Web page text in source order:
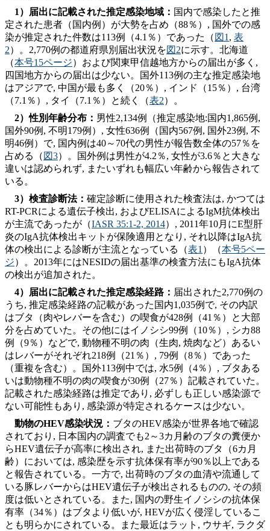
1）届出に記載された推定感染地域 ： 国内で感染したと推
定された患者（国内例）が大勢を占め（88％）, 国外での感
染が推定された件数は113例（4.1％）であった（ 図1 , 表
2）。2,770例の都道府県別届出状況を図2に示す。北海道
（本号15ページ）および関東甲信越地方からの届出が多く,
四国地方からの届出は少ない。国外113例の主な推定感染地
はアジアで, 中国が最も多く（20％）, インド（15％）, 台湾
（7.1％）, タイ（7.1％）と続く（表2）。
2）性別年齢分布 ： 男性2,134例（推定感染地:国内1,865例,
国外90例, 不明179例）, 女性636例（国内567例, 国外23例, 不
明46例）で, 国内例は40～70代の男性が報告数全体の57％を
占める（ 図3）。国外例は男性が4.2％, 女性が3.6％と大きな
違いは認められず, またいずれも幅広い年齢から報告されて
いる。
3）検査診断法： 確定診断に使用された検査法は, かつては
RT-PCRによる遺伝子検出, およびELISAによるIgM抗体検出
が主流であったが（IASR 35:1-2, 2014）, 2011年10月にE型肝
炎のIgA抗体検出キットが保険適用となり, それ以降はIgA抗
体の検出による診断が主流となっている（表1 ）（本号5ペー
ジ）。2013年にはNESIDの届出基準の検査方法にもIgA抗体
の検出が追加された。
4）届出に記載された推定感染経路 ： 届出された2,770例の
うち, 推定感染経路の記載があった国内1,035例で, その内訳
はブタ（肉やレバーを含む）の喫食が428例（41％）と大部
分を占めていた。その他にはイノシシ99例（10％）, シカ88
例（9％）などで, 動物種不明の肉（生肉, 焼肉など）あるい
はレバーがそれぞれ218例（21％）, 79例（8％）であった
（重複を含む）。国外113例中では, 水5例（4％）, ブタある
いは動物種不明の肉の喫食が30例（27％）記載されていた。
記載された感染経路は推定であり, 必ずしも正しい感染源で
ない可能性もあり, 感染源が特定されるケースは少ない。
動物のHEV感染状況 ： ブタのHEV感染が世界各地で確認
されており, 日本国内の調査でも2～3カ月齢のブタの糞便か
らHEV遺伝子が高率に検出され, また出荷時のブタ（6カ月
齢）においては, 感染歴を示す抗体保有率が90％以上である
と報告されている。一方で, 出荷時のブタの血清や流通して
いる豚レバーからはHEV遺伝子が検出されるものの, その頻
度は低いとされている。また, 国内の野生イノシシの抗体保
有率（34％）はブタより低いが, HEVが広く侵淫しているこ
とも明らかにされている。また最近はラット, ウサギ, ラクダ